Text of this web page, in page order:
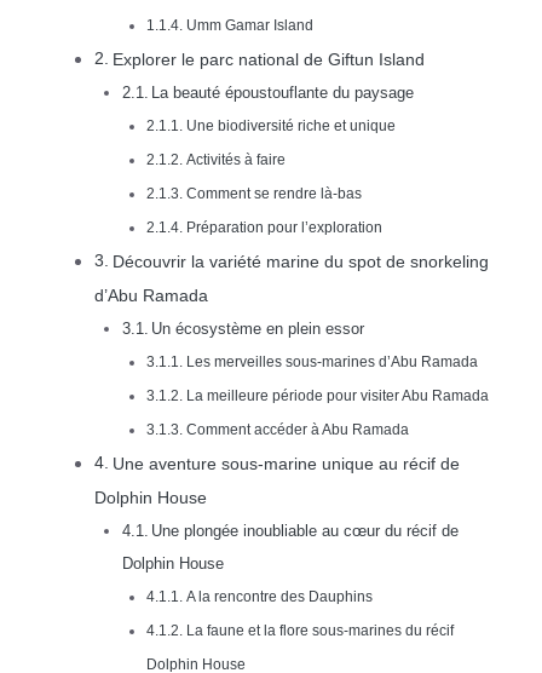
Umm Gamar Island
Explorer le parc national de Giftun Island
La beauté époustouflante du paysage
Une biodiversité riche et unique
Activités à faire
Comment se rendre là-bas
Préparation pour l’exploration
Découvrir la variété marine du spot de snorkeling
d’Abu Ramada
Un écosystème en plein essor
Les merveilles sous-marines d’Abu Ramada
La meilleure période pour visiter Abu Ramada
Comment accéder à Abu Ramada
Une aventure sous-marine unique au récif de
Dolphin House
Une plongée inoubliable au cœur du récif de
Dolphin House
A la rencontre des Dauphins
La faune et la flore sous-marines du récif
Dolphin House